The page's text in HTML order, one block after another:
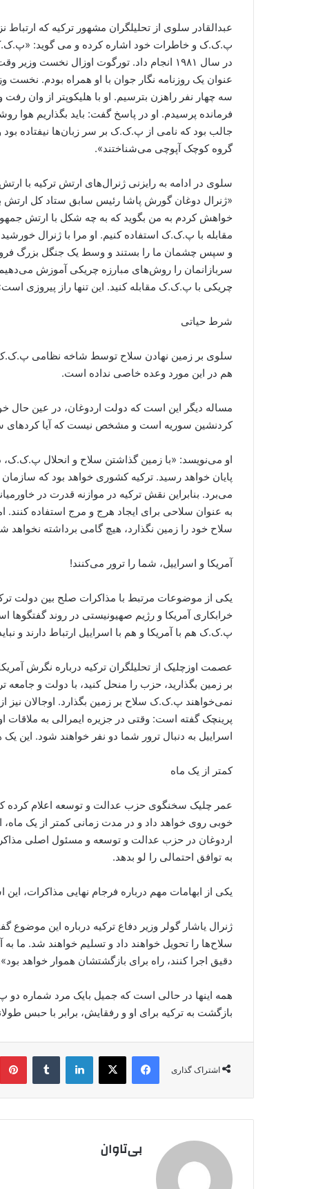
عبدالقادر سلوی از تحلیلگران مشهور ترکیه که ارتباط
در سال ۱۹۸۱ انجام داد. تورگوت اوزال
عنوان یک روزنامه نگار جوان با او همراه بودم.
سه چهار نفر راهزن بترسیم. او با هلیکوپتر از وان
فرمانده پرسیدم. او در پاسخ گفت: باید بگذاریم هوا
جالب بود که نامی از پ.ک.ک بر سر زبان‌ها نیفتاده بود
گروه کوچک آپوچی می‌شناختند».
سلوی در ادامه به رایزنی ژنرال‌های ارتش ترکیه با
«ژنرال دوغان گورش پاشا رئیس سابق ستاد کل ارتش
مقابله با پ.ک.ک استفاده کنیم. او مرا با ژنرال
و سپس چشمان ما را بستند و وسط یک جنگل بزرگ فرود
سربازانمان را روش‌های مبارزه چریکی آموزش می‌دهیم.
چریکی با پ.ک.ک مقابله کنید. این تنها راز پیروزی
شرط حیاتی
سلوی بر زمین نهادن سلاح توسط شاخه نظامی پ.ک.ک
هم در این مورد وعده خاصی نداده است.
مساله دیگر این است که دولت اردوغان، در عین
کردنشین سوریه است و مشخص نیست که آیا کردهای
پایان خواهد رسید. ترکیه کشوری خواهد بود که
می‌برد. بنابراین نقش ترکیه در موازنه قدرت در
به عنوان سلاحی برای ایجاد هرج و مرج استفاده
سلاح خود را زمین نگذارد، هیچ گامی برداشته نخواهد
آمریکا و اسراییل، شما را ترور می‌کنند!
یکی از موضوعات مرتبط با مذاکرات صلح بین دولت
خرابکاری آمریکا و رژیم صهیونیستی در روند گفتگوها
پ.ک.ک هم با آمریکا و هم با اسراییل ارتباط دارند و
عصمت اوزچلیک از تحلیلگران ترکیه درباره نگرش
بر زمین بگذارید، حزب را منحل کنید، با دولت و
نمی‌خواهند پ.ک.ک سلاح بر زمین بگذارد. اوجالان نیز
پرینچک گفته است: وقتی در جزیره ایمرالی به ملاقات
اسراییل به دنبال ترور شما دو نفر خواهند شود. این
کمتر از یک ماه
عمر چلیک سخنگوی حزب عدالت و توسعه اعلام کرده
خوبی روی خواهد داد و در مدت زمانی کمتر از یک
اردوغان در حزب عدالت و توسعه و مسئول اصلی
به توافق احتمالی را لو بدهد.
یکی از ابهامات مهم درباره فرجام نهایی
ژنرال یاشار گولر وزیر دفاع ترکیه درباره این
سلاح‌ها را تحویل خواهند داد و تسلیم خواهند شد. ما به
دقیق اجرا کنند، راه برای بازگشتشان هموار خواهد
همه اینها در حالی است که جمیل بایک مرد شماره دو
بازگشت به ترکیه برای او و رفقایش، برابر با حبس
اشتراک گذاری
فیس بوک لینکدین
بی‌تاوان